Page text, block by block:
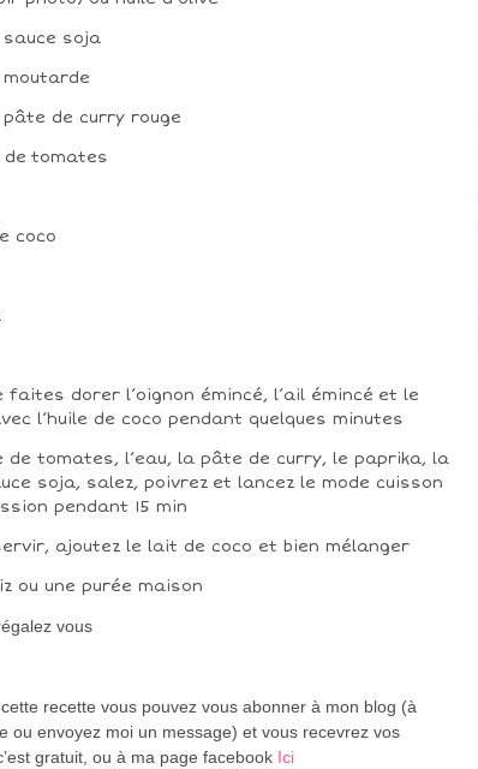
sauce soja
moutarde
pâte de curry rouge
de tomates
coco
faites dorer l’oignon émincé, l’ail émincé et le
l’huile de coco pendant quelques minutes
de tomates, l’eau, la pâte de curry, le paprika, la
soja, salez, poivrez et lancez le mode cuisson
pendant 15 min
ajoutez le lait de coco et bien mélanger
ou une purée maison
vous
recette vous pouvez vous abonner à mon blog (à
ou envoyez moi un message) et vous recevrez vos
gratuit , ou à ma page facebook Ici